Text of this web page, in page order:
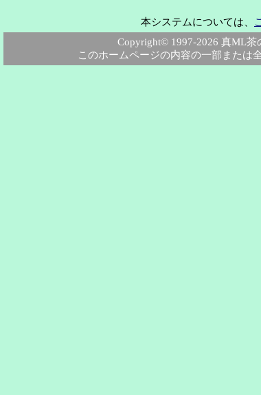
本システムについては、
Copyright© 1997-2026 真ML茶
このホームページの内容の一部または